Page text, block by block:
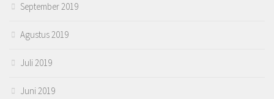
September 2019
Agustus 2019
Juli 2019
Juni 2019